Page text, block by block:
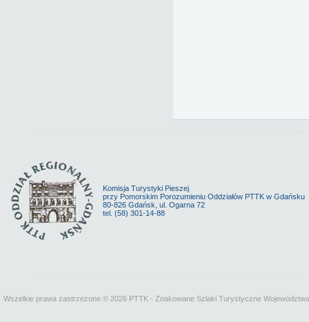
Komisja Turystyki Pieszej
przy Pomorskim Porozumieniu Oddziałów PTTK w Gdańsku
80-826 Gdańsk, ul. Ogarna 72
tel. (58) 301-14-88
Wszelkie prawa zastrzezone © 2026 PTTK - Znakowane Szlaki Turystyczne